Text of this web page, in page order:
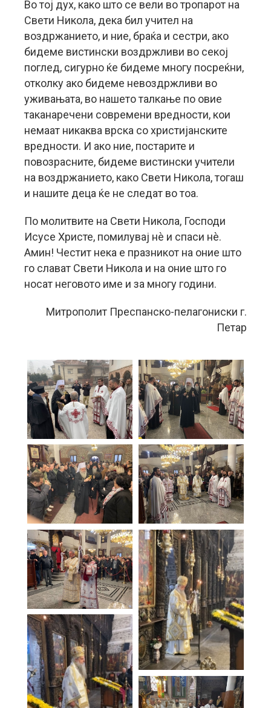
Во тој дух, како што се вели во тропарот на
Свети Никола, дека бил учител на
воздржанието, и ние, браќа и сестри, ако
бидеме вистински воздржливи во секој
поглед, сигурно ќе бидеме многу посреќни,
отколку ако бидеме невоздржливи во
уживањата, во нашето талкање по овие
таканаречени современи вредности, кои
немаат никаква врска со христијанските
вредности. И ако ние, постарите и
повозрасните, бидеме вистински учители
на воздржанието, како Свети Никола, тогаш
и нашите деца ќе не следат во тоа.
По молитвите на Свети Никола, Господи
Исусе Христе, помилувај нè и спаси нè.
Амин! Честит нека е празникот на оние што
го слават Свети Никола и на оние што го
носат неговото име и за многу години.
Митрополит Преспанско-пелагониски г.
Петар